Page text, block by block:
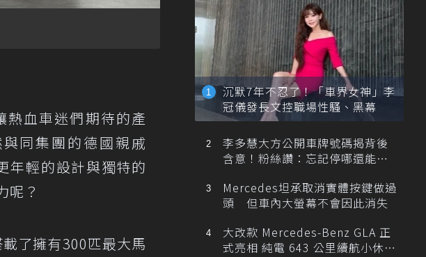
熱血車迷們期待的產
同集團的德國親戚
年輕的設計與獨特的
呢？
了擁有300匹最大馬
沉默7年不忍了！「車界女神」李
冠儀發長文控職場性騷、黑幕
李多慧大方公開車牌號碼揭背後
含意！粉絲讚：忘記停哪還能幫
Mercedes坦承取消實體按鍵做過
頭 但車內大螢幕不會因此消失
大改款 Mercedes-Benz GLA 正
式亮相 純電 643 公里續航小休